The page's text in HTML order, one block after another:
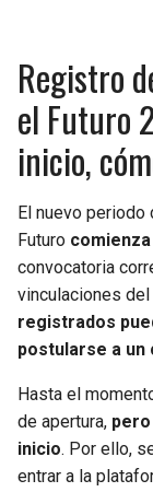
Registro
el Futuro
inicio,
El nuevo
Futuro
convocatoria
vinculaciones del
registrados
postularse a
Hasta el
de apertura,
inicio. Por ello,
entrar a la